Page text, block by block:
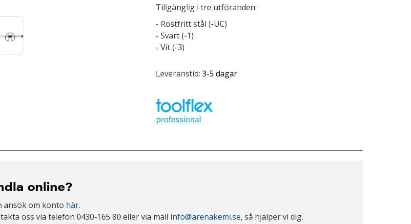
Tillgänglig i tre utföranden:
- Rostfritt stål (-UC)
- Svart (-1)
- Vit (-3)
Leveranstid: 3-5 dagar
online?
ansök om konto här.
oss via telefon 0430-165 80 eller via mail info@arenakemi.se, så hjälper vi dig.